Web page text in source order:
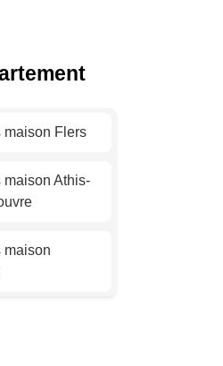
maison Nice
maison Flers
maison Athis-
maison